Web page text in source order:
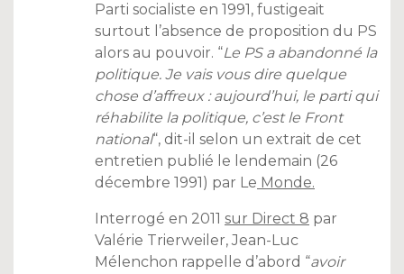
Parti socialiste en 1991, fustigeait
surtout l’absence de proposition du PS
alors au pouvoir. “Le PS a abandonné la
politique. Je vais vous dire quelque
chose d’affreux : aujourd’hui, le parti qui
réhabilite la politique, c’est le Front
national“, dit-il selon un extrait de cet
entretien publié le lendemain (26
décembre 1991) par Le Monde.
Interrogé en 2011 sur Direct 8 par
Valérie Trierweiler, Jean-Luc
Mélenchon rappelle d’abord “avoir